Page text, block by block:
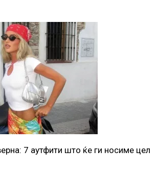
7 аутфити што ќе ги носиме цел